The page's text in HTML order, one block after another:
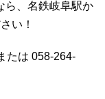
ら、名鉄岐阜駅か
い！
たは 058-264-